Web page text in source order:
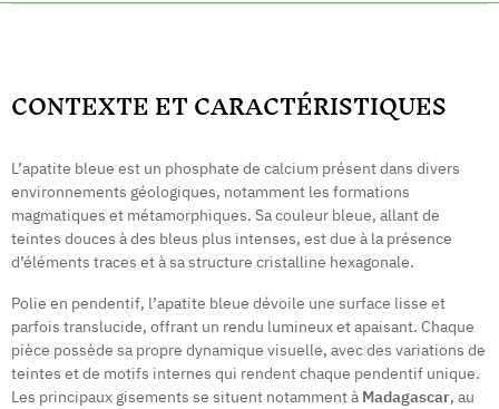
CONTEXTE ET CARACTÉRISTIQUES
L’apatite bleue est un phosphate de calcium présent dans divers
environnements géologiques, notamment les formations
magmatiques et métamorphiques. Sa couleur bleue, allant de
teintes douces à des bleus plus intenses, est due à la présence
d’éléments traces et à sa structure cristalline hexagonale.
Polie en pendentif, l’apatite bleue dévoile une surface lisse et
parfois translucide, offrant un rendu lumineux et apaisant. Chaque
pièce possède sa propre dynamique visuelle, avec des variations de
teintes et de motifs internes qui rendent chaque pendentif unique.
Les principaux gisements se situent notamment à Madagascar, au